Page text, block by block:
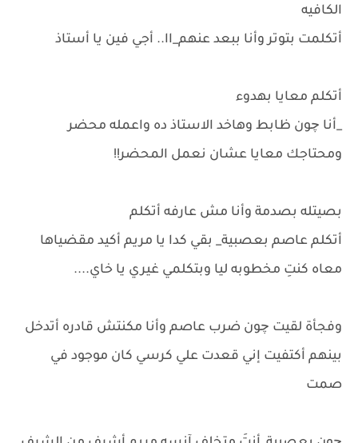
الكافيه
أتكلمت بتوتر وأنا ببعد عنهم_اا.. أجي فين يا أستاذ
أتكلم معايا بهدوء
_أنا چون ظابط وهاخد الاستاذ ده واعمله محضر
ومحتاجك معايا عشان نعمل المحضر!!
بصيتله بصدمة وأنا مش عارفه أتكلم
أتكلم عاصم بعصبية_ بقي كدا يا مريم أكيد مقضياها
معاه كنتِ مخطوبه ليا وبتكلمي غيري يا خاي....
وفجأة لقيت چون ضرب عاصم وأنا مكنتش قادره أتدخل
بينهم أكتفيت إني قعدت علي كرسي كان موجود في
صمت